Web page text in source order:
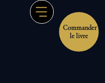
Commander
le livre